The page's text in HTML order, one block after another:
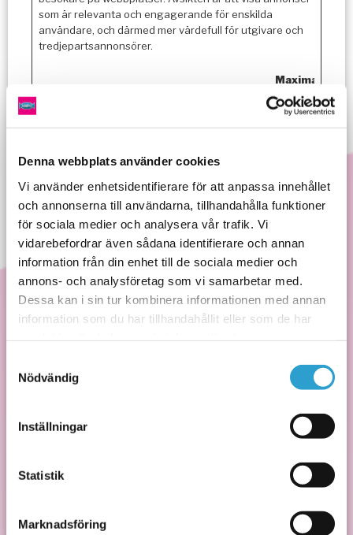
Denna webbplats använder cookies
Vi använder enhetsidentifierare för att anpassa innehållet
och annonserna till användarna, tillhandahålla funktioner
för sociala medier och analysera vår trafik. Vi
vidarebefordrar även sådana identifierare och annan
information från din enhet till de sociala medier och
annons- och analysföretag som vi samarbetar med.
Dessa kan i sin tur kombinera informationen med annan
information som du har tillhandahållit eller som de har
Nödvändig
Inställningar
Statistik
Marknadsföring
som är relevanta och engagerande för enskilda
användare, och därmed mer värdefull för utgivare och
tredjepartsannonsörer.
Maximal
lagringstid
_fbp
Meta
ms, Inc.
Used by Facebook
of advertisement
real time bidding
from third party
advertisers.
3
_ga Google
Google analytics,
_ga används för
att förstå hur
besökaren
navigerar runt på
webbplatsen
2 år
måna